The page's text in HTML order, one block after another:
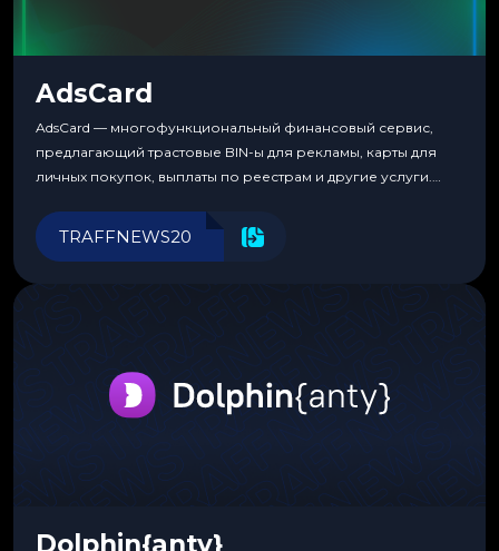
AdsCard
AdsCard — многофункциональный финансовый сервис,
предлагающий трастовые BIN-ы для рекламы, карты для
личных покупок, выплаты по реестрам и другие услуги.
инструменты для управления финансами.
TRAFFNEWS20
Dolphin{anty}